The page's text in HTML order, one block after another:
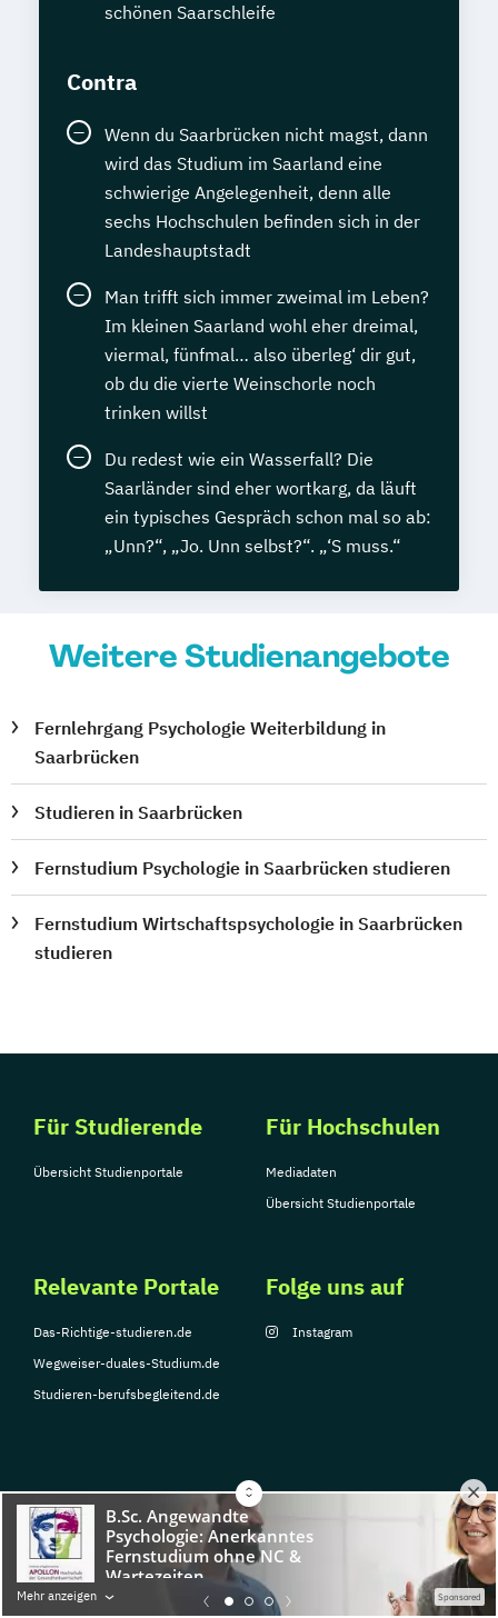
Mehr anzeigen Sponsored
schönen Saarschleife
Contra
Wenn du Saarbrücken nicht magst, dann
wird das Studium im Saarland eine
schwierige Angelegenheit, denn alle
sechs Hochschulen befinden sich in der
Landeshauptstadt
Man trifft sich immer zweimal im Leben?
Im kleinen Saarland wohl eher dreimal,
viermal, fünfmal… also überleg‘ dir gut,
ob du die vierte Weinschorle noch
trinken willst
Du redest wie ein Wasserfall? Die
Saarländer sind eher wortkarg, da läuft
ein typisches Gespräch schon mal so ab:
„Unn?“, „Jo. Unn selbst?“. „‘S muss.“
Weitere Studienangebote
Fernlehrgang Psychologie Weiterbildung in
Saarbrücken
Studieren in Saarbrücken
Fernstudium Psychologie in Saarbrücken studieren
Fernstudium Wirtschaftspsychologie in Saarbrücken
studieren
Für Studierende
Übersicht Studienportale
Für Hochschulen
Mediadaten
Übersicht Studienportale
Relevante Portale
Das-Richtige-studieren.de
Wegweiser-duales-Studium.de
Studieren-berufsbegleitend.de
Folge uns auf
Instagram
© Copyright 2026, TarGroup Media GmbH
Impressum
Datenschutzerklärung